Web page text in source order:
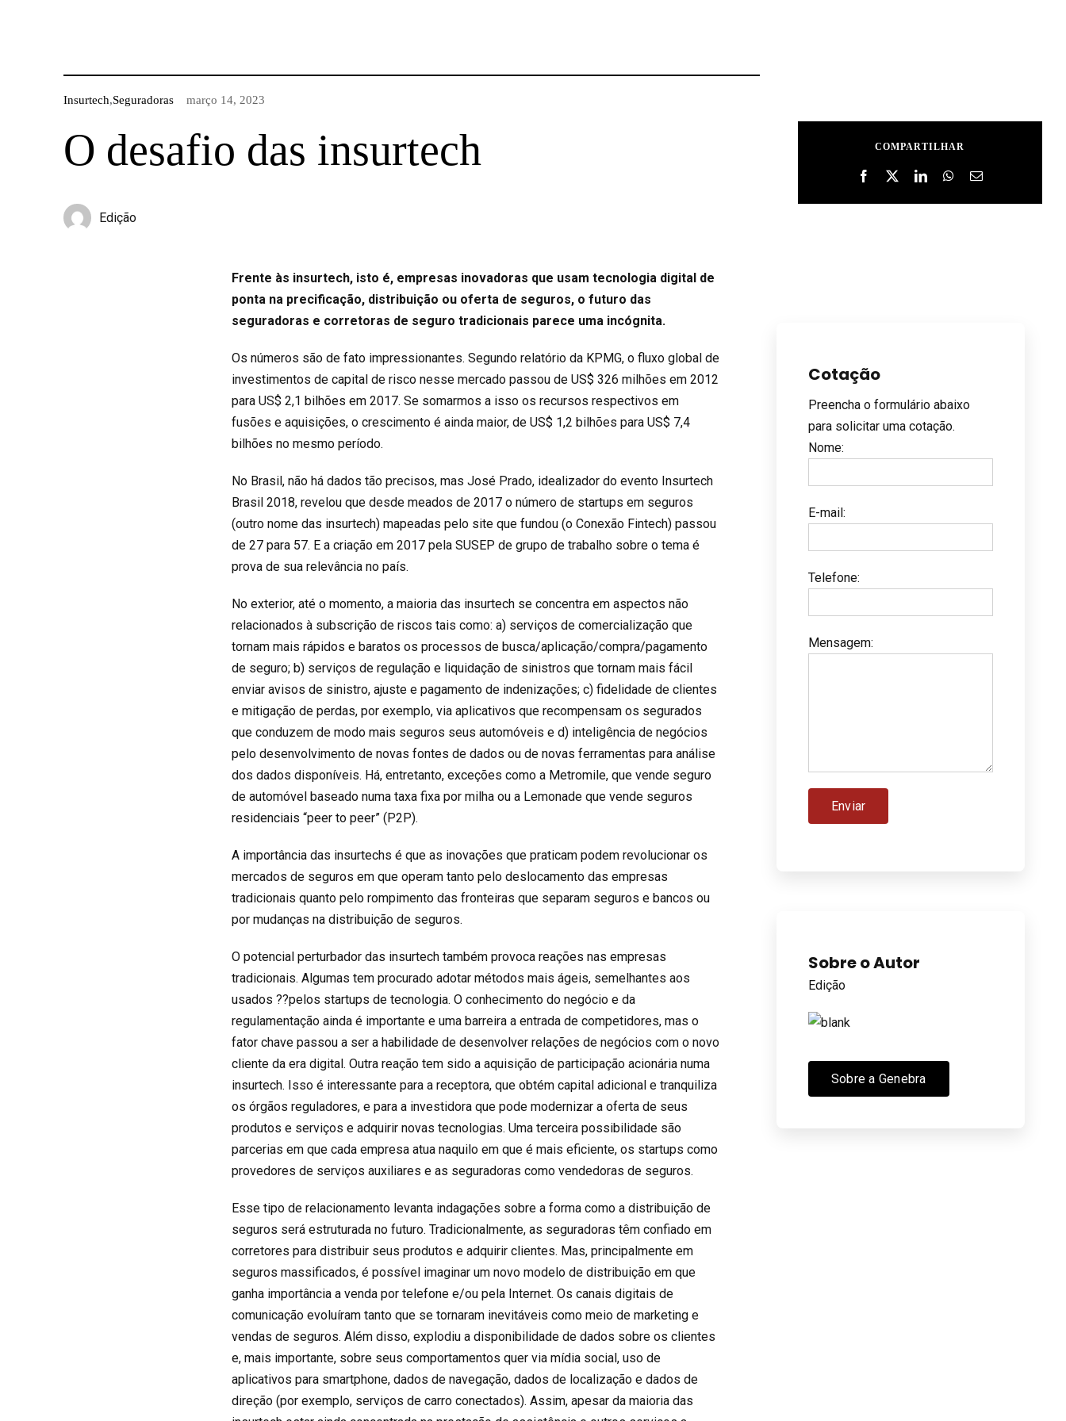
Insurtech,Seguradoras março 14, 2023
O desafio das insurtech
Edição
COMPARTILHAR
Frente às insurtech, isto é, empresas inovadoras que usam tecnologia digital de
ponta na precificação, distribuição ou oferta de seguros, o futuro das
seguradoras e corretoras de seguro tradicionais parece uma incógnita.
Os números são de fato impressionantes. Segundo relatório da KPMG, o fluxo global de
investimentos de capital de risco nesse mercado passou de US$ 326 milhões em 2012
para US$ 2,1 bilhões em 2017. Se somarmos a isso os recursos respectivos em
fusões e aquisições, o crescimento é ainda maior, de US$ 1,2 bilhões para US$ 7,4
bilhões no mesmo período.
No Brasil, não há dados tão precisos, mas José Prado, idealizador do evento Insurtech
Brasil 2018, revelou que desde meados de 2017 o número de startups em seguros
(outro nome das insurtech) mapeadas pelo site que fundou (o Conexão Fintech) passou
de 27 para 57. E a criação em 2017 pela SUSEP de grupo de trabalho sobre o tema é
prova de sua relevância no país.
No exterior, até o momento, a maioria das insurtech se concentra em aspectos não
relacionados à subscrição de riscos tais como: a) serviços de comercialização que
tornam mais rápidos e baratos os processos de busca/aplicação/compra/pagamento
de seguro; b) serviços de regulação e liquidação de sinistros que tornam mais fácil
enviar avisos de sinistro, ajuste e pagamento de indenizações; c) fidelidade de clientes
e mitigação de perdas, por exemplo, via aplicativos que recompensam os segurados
que conduzem de modo mais seguros seus automóveis e d) inteligência de negócios
pelo desenvolvimento de novas fontes de dados ou de novas ferramentas para análise
dos dados disponíveis. Há, entretanto, exceções como a Metromile, que vende seguro
de automóvel baseado numa taxa fixa por milha ou a Lemonade que vende seguros
residenciais “peer to peer” (P2P).
A importância das insurtechs é que as inovações que praticam podem revolucionar os
mercados de seguros em que operam tanto pelo deslocamento das empresas
tradicionais quanto pelo rompimento das fronteiras que separam seguros e bancos ou
por mudanças na distribuição de seguros.
O potencial perturbador das insurtech também provoca reações nas empresas
tradicionais. Algumas tem procurado adotar métodos mais ágeis, semelhantes aos
usados ??pelos startups de tecnologia. O conhecimento do negócio e da
regulamentação ainda é importante e uma barreira a entrada de competidores, mas o
fator chave passou a ser a habilidade de desenvolver relações de negócios com o novo
cliente da era digital. Outra reação tem sido a aquisição de participação acionária numa
insurtech. Isso é interessante para a receptora, que obtém capital adicional e tranquiliza
os órgãos reguladores, e para a investidora que pode modernizar a oferta de seus
produtos e serviços e adquirir novas tecnologias. Uma terceira possibilidade são
parcerias em que cada empresa atua naquilo em que é mais eficiente, os startups como
provedores de serviços auxiliares e as seguradoras como vendedoras de seguros.
Esse tipo de relacionamento levanta indagações sobre a forma como a distribuição de
seguros será estruturada no futuro. Tradicionalmente, as seguradoras têm confiado em
corretores para distribuir seus produtos e adquirir clientes. Mas, principalmente em
seguros massificados, é possível imaginar um novo modelo de distribuição em que
ganha importância a venda por telefone e/ou pela Internet. Os canais digitais de
comunicação evoluíram tanto que se tornaram inevitáveis como meio de marketing e
vendas de seguros. Além disso, explodiu a disponibilidade de dados sobre os clientes
e, mais importante, sobre seus comportamentos quer via mídia social, uso de
aplicativos para smartphone, dados de navegação, dados de localização e dados de
direção (por exemplo, serviços de carro conectados). Assim, apesar da maioria das
Cotação
Preencha o formulário abaixo
para solicitar uma cotação.
Nome:
E-mail:
Telefone:
Mensagem:
Sobre o Autor
Edição
Sobre a Genebra